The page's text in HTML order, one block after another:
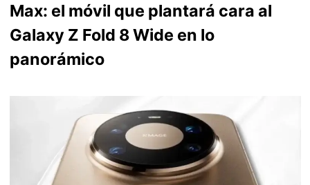
Max: el móvil que plantará cara al
Galaxy Z Fold 8 Wide en lo
panorámico